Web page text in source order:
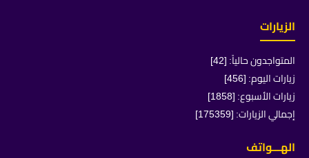
الزيارات
المتواجدون حالياً: [42]
زيارات اليوم: [456]
زيارات الأسبوع: [1858]
إجمالي الزيارات: [175359]
الهـــواتف